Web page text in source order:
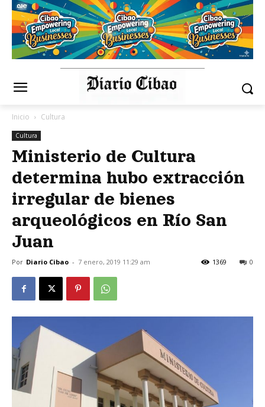
Inicio Cultura
Cultura
Ministerio de Cultura
determina hubo extracción
irregular de bienes
arqueológicos en Río San
Juan
Por Diario Cibao - 7 enero, 2019 11:29 am 0
1369